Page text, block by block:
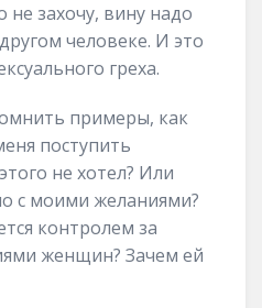
не захочу, вину надо
человеке. И это
греха.
примеры, как
поступить
не хотел? Или
с моими желаниями?
контролем за
женщин? Зачем ей